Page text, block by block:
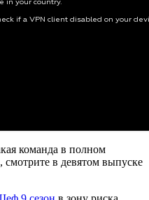
команда в полном
смотрите в девятом выпуске